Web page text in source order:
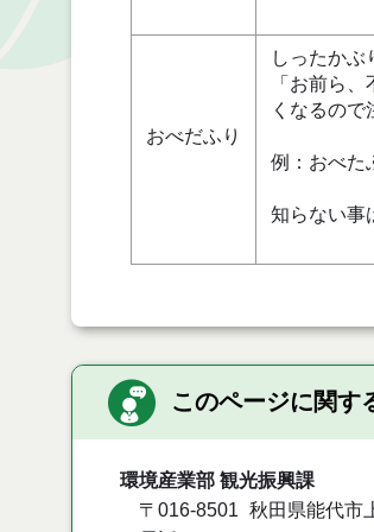
おべだふり
しったかぶ
「お前ら
くなるので
例：おべた
知らない事
このページに関す
環境産業部 観光振興課
〒016-8501
秋田県能代市